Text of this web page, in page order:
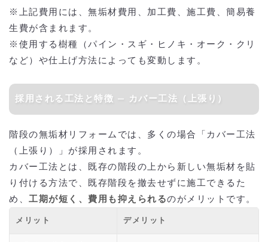
※上記費用には、無垢材費用、加工費、施工費、簡易養
生費が含まれます。
※使用する樹種（パイン・スギ・ヒノキ・オーク・クリ
など）や仕上げ方法によっても変動します。
採用される工法と特徴 ― カバー工法（上張り）
階段の無垢材リフォームでは、多くの場合「カバー工法
（上張り）」が採用されます。
カバー工法とは、既存の階段の上から新しい無垢材を貼
り付ける方法で、既存階段を撤去せずに施工できるた
め、 工期が短く、費用も抑えられるのがメリットです。
メリット デメリット